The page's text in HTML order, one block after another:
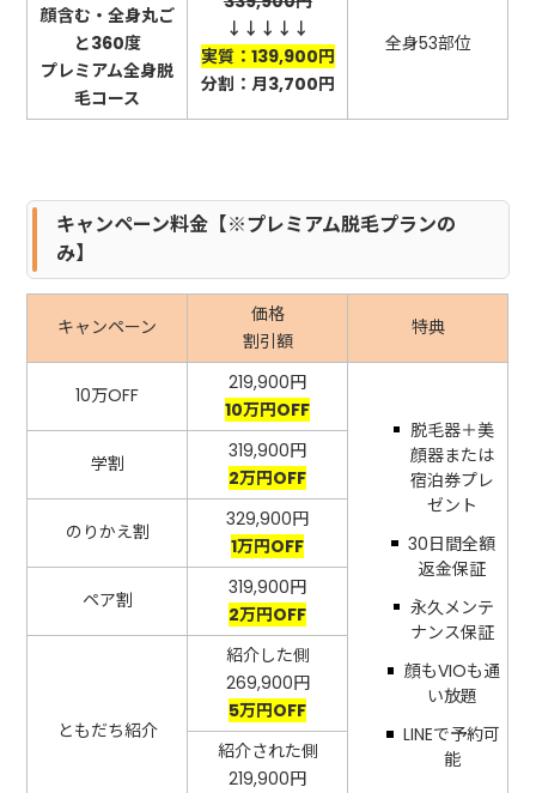
顔含む・全身丸ご
と360度
プレミアム全身脱
毛コース
↓↓↓↓↓
実質：139,900円
分割：月3,700円
全身53部位
キャンペーン料金【※プレミアム脱毛プランの
み】
キャンペーン
価格
割引額
特典
10万OFF
219,900円
10万円OFF
脱毛器＋美
顔器または
宿泊券プレ
ゼント
30日間全額
返金保証
永久メンテ
ナンス保証
顔もVIOも通
い放題
LINEで予約可
能
学割
319,900円
2万円OFF
のりかえ割
329,900円
1万円OFF
ペア割
319,900円
2万円OFF
ともだち紹介
紹介した側
269,900円
5万円OFF
紹介された側
219,900円